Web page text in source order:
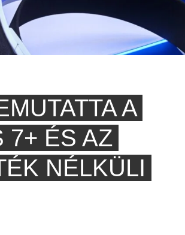
A
7+ ÉS AZ
NÉLKÜLI